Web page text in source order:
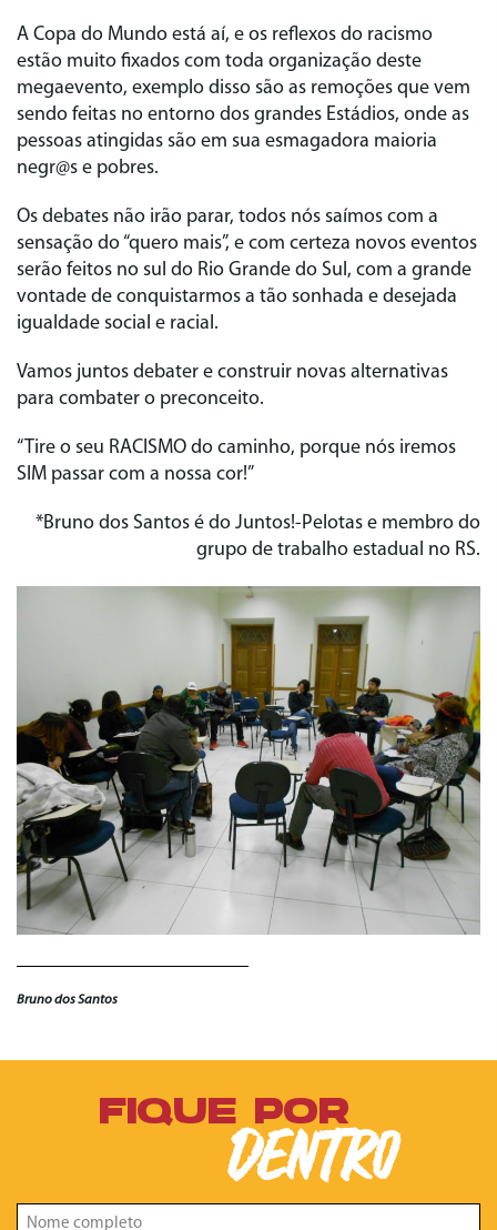
A Copa do Mundo está aí, e os reflexos do racismo
estão muito fixados com toda organização deste
megaevento, exemplo disso são as remoções que vem
sendo feitas no entorno dos grandes Estádios, onde as
pessoas atingidas são em sua esmagadora maioria
negr@s e pobres.
Os debates não irão parar, todos nós saímos com a
sensação do “quero mais”, e com certeza novos eventos
serão feitos no sul do Rio Grande do Sul, com a grande
vontade de conquistarmos a tão sonhada e desejada
igualdade social e racial.
Vamos juntos debater e construir novas alternativas
para combater o preconceito.
“Tire o seu RACISMO do caminho, porque nós iremos
SIM passar com a nossa cor!”
*Bruno dos Santos é do Juntos!-Pelotas e membro do
grupo de trabalho estadual no RS.
Bruno dos Santos
FIQUE POR
DENTRO